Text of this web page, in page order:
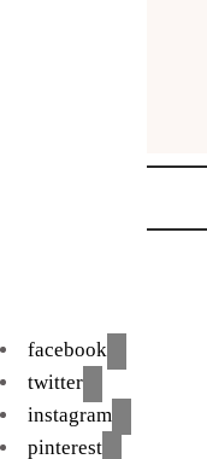
facebook
twitter
instagram
pinterest